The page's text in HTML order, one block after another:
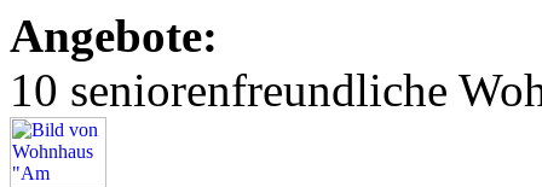
Angebote:
10 seniorenfreundliche